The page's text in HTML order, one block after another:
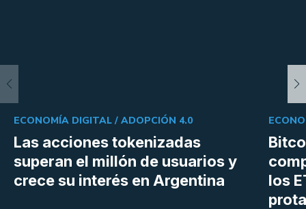
Las acciones tokenizadas
superan el millón de usuarios y
crece su interés en Argentina
ECONOMÍA DIGITAL / ADOPCIÓN 4.0
los